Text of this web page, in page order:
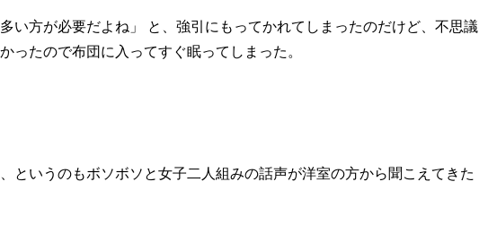
い方が必要だよね」 と、強引にもってかれてしまったのだけど、不思議
ったので布団に入ってすぐ眠ってしまった。
というのもボソボソと女子二人組みの話声が洋室の方から聞こえてきた